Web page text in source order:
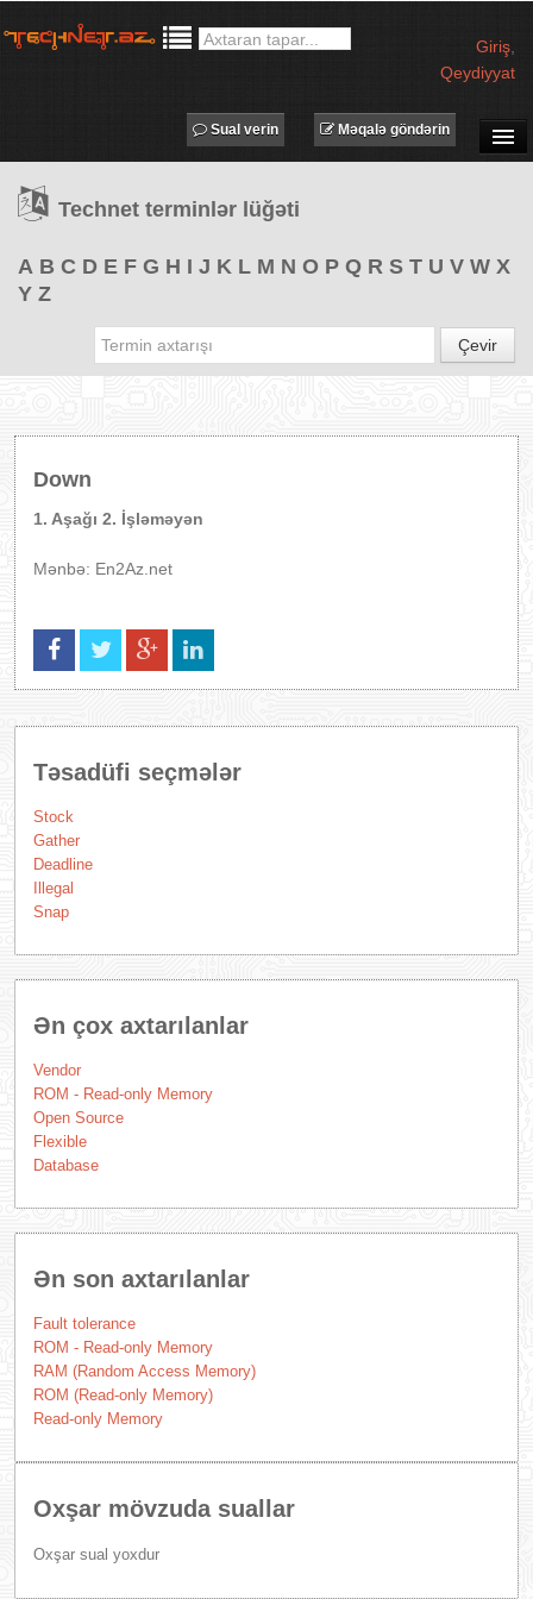
Giriş
Qeydiyyat
TƏDBİRLƏR
PROQRAMLAR
Məqalə göndərin
Sual verin
Technet terminlər lüğəti
A B C D E F G H I J K L M N O P Q R S T U V W X
Y Z
Çevir
Down
1. Aşağı 2. İşləməyən
Mənbə: En2Az.net
Təsadüfi seçmələr
Stock
Gather
Deadline
Illegal
Snap
Ən çox axtarılanlar
Vendor
ROM - Read-only Memory
Open Source
Flexible
Database
Ən son axtarılanlar
Fault tolerance
ROM - Read-only Memory
RAM (Random Access Memory)
ROM (Read-only Memory)
Read-only Memory
Oxşar mövzuda suallar
Oxşar sual yoxdur